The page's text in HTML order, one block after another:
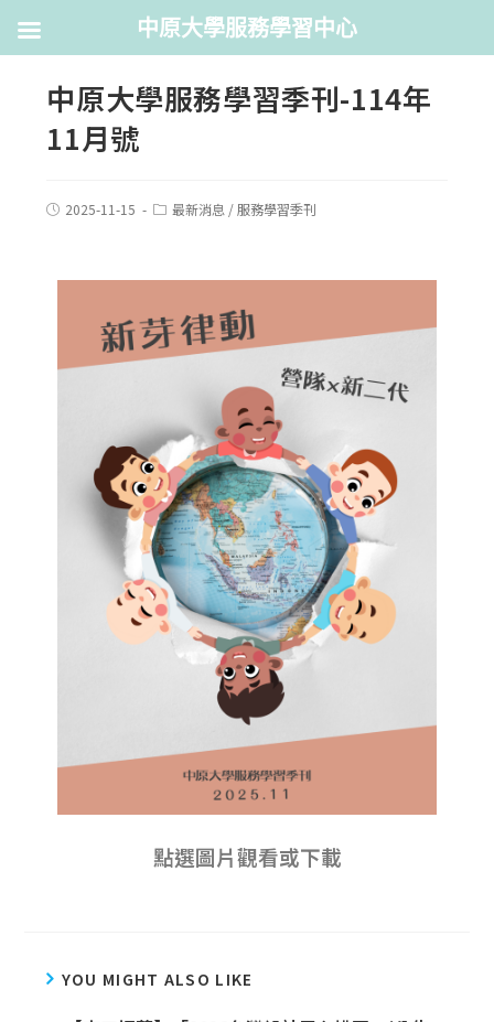
中原大學服務學習季刊-114年
11月號
2025-11-15 最新消息 / 服務學習季刊
點選圖片觀看或下載
YOU MIGHT ALSO LIKE
中原大學服務學習中心